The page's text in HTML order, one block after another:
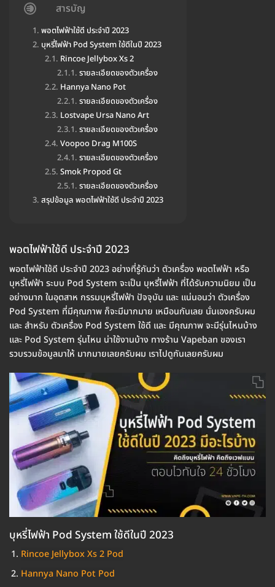
สารบัญ
พอตไฟฟ้าใช้ดี ประจำปี 2023
บุหรี่ไฟฟ้า Pod System ใช้ดีในปี 2023
Rincoe Jellybox Xs 2
รายละเอียดของตัวเครื่อง
Hannya Nano Pot
รายละเอียดของตัวเครื่อง
Lostvape Ursa Nano Art
รายละเอียดของตัวเครื่อง
Voopoo Drag M100S
รายละเอียดของตัวเครื่อง
Smok Propod Gt
รายละเอียดของตัวเครื่อง
สรุปข้อมูล พอตไฟฟ้าใช้ดี ประจำปี 2023
พอตไฟฟ้าใช้ดี ประจำปี 2023
พอตไฟฟ้าใช้ดี ประจำปี 2023 อย่างที่รู้กันว่า ตัวเครื่อง พอตไฟฟ้า หรือ
บุหรี่ไฟฟ้า ระบบ Pod System จะเป็น บุหรี่ไฟฟ้า ที่ได้รับความนิยม เป็น
อย่างมาก ในอุตสาห กรรมบุหรี่ไฟฟ้า ปัจจุบัน และ แน่นอนว่า ตัวเครื่อง
Pod System ที่มีคุณภาพ ก็จะมีมากมาย เหมือนกันเลย นั่นเองครับผม
และ สำหรับ ตัวเครื่อง Pod System ใช้ดี และ มีคุณภาพ จะมีรุ่นไหนบ้าง
และ Pod System รุ่นไหน น่าใช้งานบ้าง ทางร้าน Vapeban ของเรา
รวบรวมข้อมูลมาให้ มากมายเลยครับผม เราไปดูกันเลยครับผม
บุหรี่ไฟฟ้า Pod System ใช้ดีในปี 2023
Rincoe Jellybox Xs 2 Pod
Hannya Nano Pot Pod